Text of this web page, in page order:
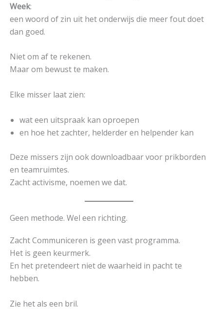
Week:
een woord of zin uit het onderwijs die meer fout doet
dan goed.
Niet om af te rekenen.
Maar om bewust te maken.
Elke misser laat zien:
wat een uitspraak kan oproepen
en hoe het zachter, helderder en helpender kan
Deze missers zijn ook downloadbaar voor prikborden
en teamruimtes.
Zacht activisme, noemen we dat.
Geen methode. Wel een richting.
Zacht Communiceren is geen vast programma.
Het is geen keurmerk.
En het pretendeert niet de waarheid in pacht te
hebben.
Zie het als een bril.